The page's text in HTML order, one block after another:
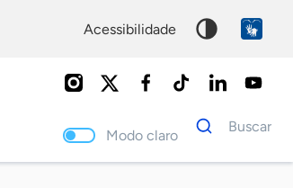
acessibilidade
Modo claro
Dados
para
Buscar